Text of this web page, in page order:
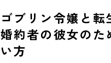
ゴブリン令嬢と
婚約者の彼女の
い方